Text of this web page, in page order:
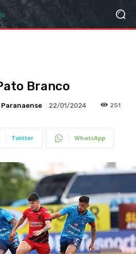
Branco
22/01/2024 251
Twitter WhatsApp